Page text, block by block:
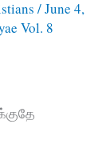
/June 4,
Vol. 8